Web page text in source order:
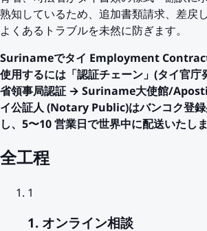
熟知しているため、追加書類請求、差戻
よくあるトラブルを未然に防ぎます。
Surinameでタイ Employment
使用するには「認証チェーン」(タイ官
省領事局認証 → Suriname大使館/
イ公証人 (Notary Public)はバンコク登
し、5〜10 営業日で世界中に配送いたしま
全工程
1
1. オンライン相談